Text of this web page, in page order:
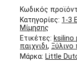
Κωδικός
Κατηγορίες: 1-3
Μίμησης
Ετικέτες: ksilino
παιχνιδι, Ξύλινο
Μάρκα: Little